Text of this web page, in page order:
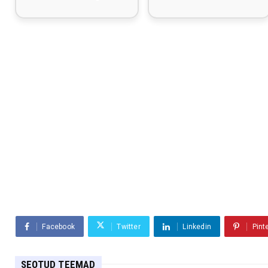
Facebook Twitter Linkedin
SEOTUD TEEMAD